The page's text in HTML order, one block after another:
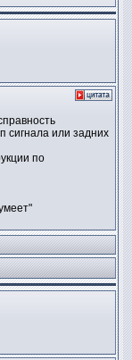
сигнала или задних
по